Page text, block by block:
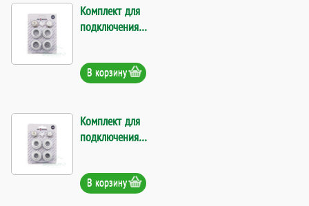
Комплект для
подключения
9517
В корзину
Комплект для
подключения
9516
В корзину